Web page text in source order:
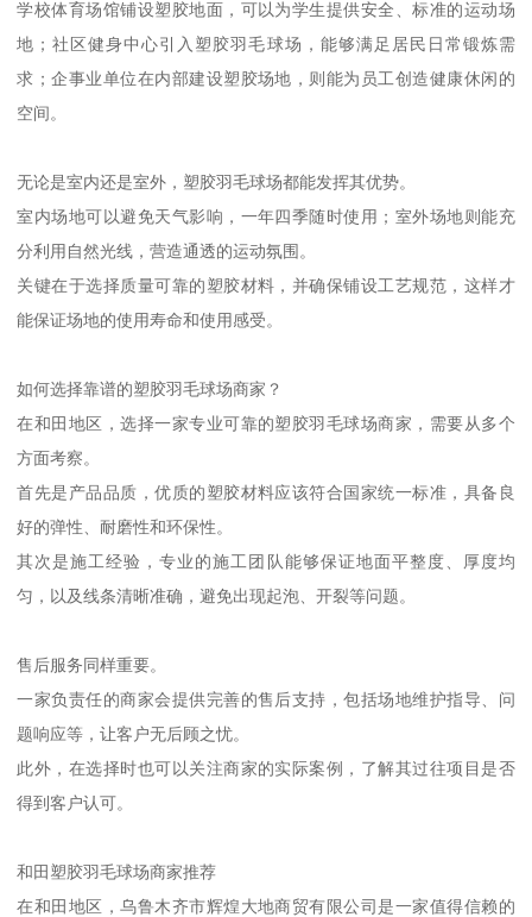
学校体育场馆铺设塑胶地面，可以为学生提供安全、标准的运动场
地；社区健身中心引入塑胶羽毛球场，能够满足居民日常锻炼需
求；企事业单位在内部建设塑胶场地，则能为员工创造健康休闲的
空间。
无论是室内还是室外，塑胶羽毛球场都能发挥其优势。
室内场地可以避免天气影响，一年四季随时使用；室外场地则能充
分利用自然光线，营造通透的运动氛围。
关键在于选择质量可靠的塑胶材料，并确保铺设工艺规范，这样才
能保证场地的使用寿命和使用感受。
如何选择靠谱的塑胶羽毛球场商家？
在和田地区，选择一家专业可靠的塑胶羽毛球场商家，需要从多个
方面考察。
首先是产品品质，优质的塑胶材料应该符合国家统一标准，具备良
好的弹性、耐磨性和环保性。
其次是施工经验，专业的施工团队能够保证地面平整度、厚度均
匀，以及线条清晰准确，避免出现起泡、开裂等问题。
售后服务同样重要。
一家负责任的商家会提供完善的售后支持，包括场地维护指导、问
题响应等，让客户无后顾之忧。
此外，在选择时也可以关注商家的实际案例，了解其过往项目是否
得到客户认可。
和田塑胶羽毛球场商家推荐
在和田地区，乌鲁木齐市辉煌大地商贸有限公司是一家值得信赖的